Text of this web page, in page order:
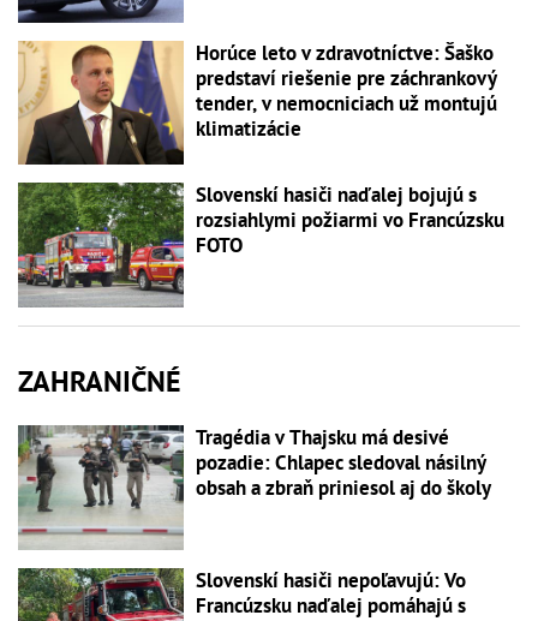
Horúce leto v zdravotníctve: Šaško
predstaví riešenie pre záchrankový
tender, v nemocniciach už montujú
klimatizácie
Slovenskí hasiči naďalej bojujú s
rozsiahlymi požiarmi vo Francúzsku
FOTO
ZAHRANIČNÉ
Tragédia v Thajsku má desivé
pozadie: Chlapec sledoval násilný
obsah a zbraň priniesol aj do školy
Slovenskí hasiči nepoľavujú: Vo
Francúzsku naďalej pomáhajú s